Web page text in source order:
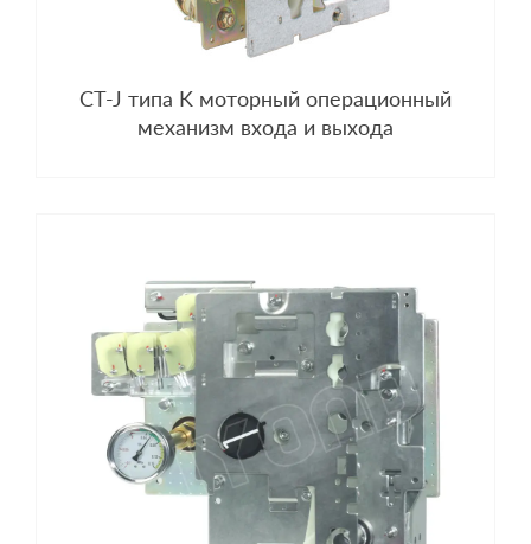
CT-J типа K моторный операционный
механизм входа и выхода